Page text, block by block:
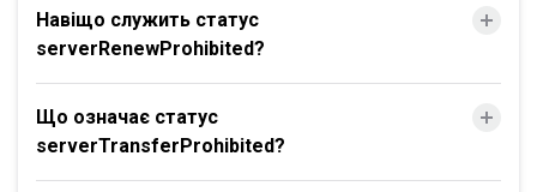
Навіщо служить статус
serverRenewProhibited?
Що означає статус
serverTransferProhibited?